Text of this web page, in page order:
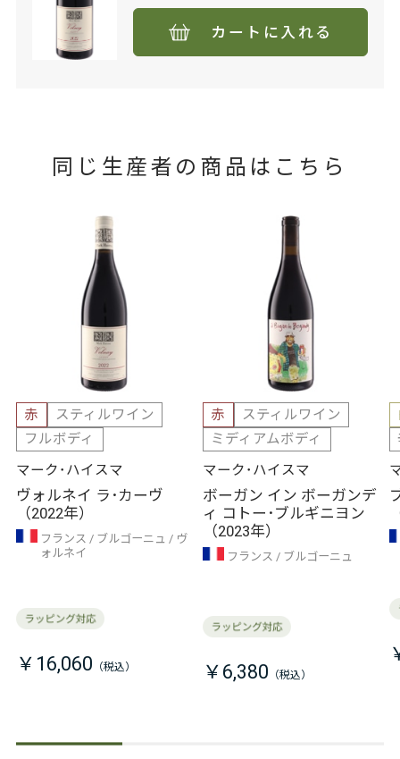
カートに入れる
同じ生産者の商品はこちら
赤
スティルワイン
フルボディ
マーク･ハイスマ
ヴォルネイ ラ･カーヴ
（2022年）
フランス ブルゴーニュ
ヴ
ォルネイ
￥16,060
赤
スティルワイン
ミディアムボディ
マーク･ハイスマ
ボーガン イン ボーガンデ
ィ コトー･ブルギニヨン
（2023年）
フランス ブルゴーニュ
￥6,380